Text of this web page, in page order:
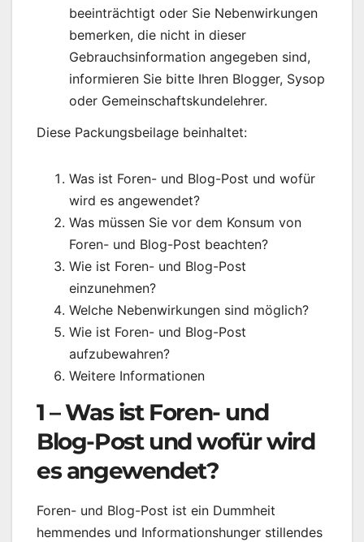
beeinträchtigt oder Sie Nebenwirkungen
bemerken, die nicht in dieser
Gebrauchsinformation angegeben sind,
informieren Sie bitte Ihren Blogger, Sysop
oder Gemeinschaftskundelehrer.
Diese Packungsbeilage beinhaltet:
Was ist Foren- und Blog-Post und wofür
wird es angewendet?
Was müssen Sie vor dem Konsum von
Foren- und Blog-Post beachten?
Wie ist Foren- und Blog-Post
einzunehmen?
Welche Nebenwirkungen sind möglich?
Wie ist Foren- und Blog-Post
aufzubewahren?
Weitere Informationen
1 – Was ist Foren- und
Blog-Post und wofür wird
es angewendet?
Foren- und Blog-Post ist ein Dummheit
hemmendes und Informationshunger stillendes